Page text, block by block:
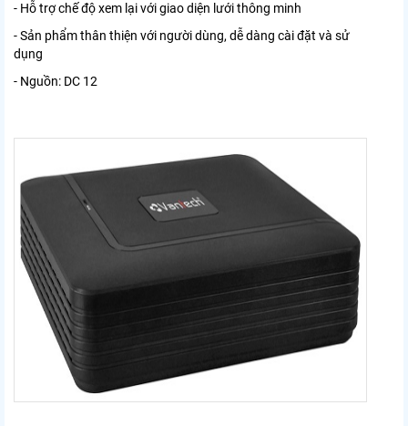
- Hỗ trợ chế độ xem lại với giao diện lưới thông minh
- Sản phẩm thân thiện với người dùng, dễ dàng cài đặt và sử
dụng
- Nguồn: DC 12